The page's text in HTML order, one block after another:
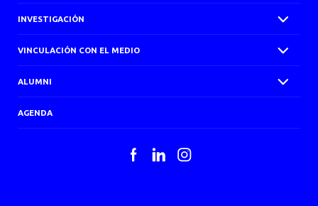
INVESTIGACIÓN
VINCULACIÓN CON EL MEDIO
ALUMNI
AGENDA
FacebookLinkedInInstagram